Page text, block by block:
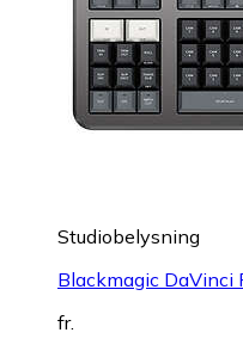
Studiobelysning
Blackmagic DaVinci
fr.